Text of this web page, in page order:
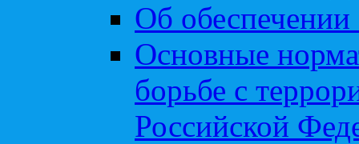
Об обеспечении
Основные
борьбе с
Российской